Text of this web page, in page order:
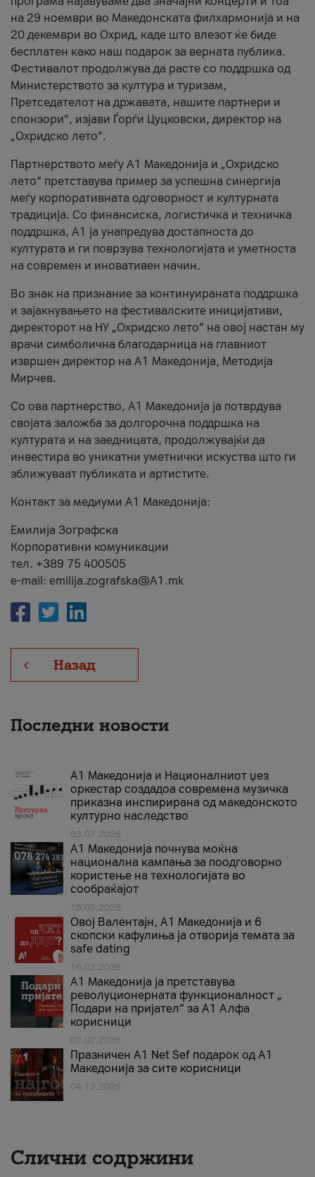
на 29 ноември во Македонската филхармонија и на
20 декември во Охрид, каде што влезот ќе биде
бесплатен како наш подарок за верната публика.
Фестивалот продолжува да расте со поддршка од
Министерството за култура и туризам,
Претседателот на државата, нашите партнери и
спонзори“, изјави Ѓорѓи Цуцковски, директор на
„Охридско лето“.
Партнерството меѓу A1 Македонија и „Охридско
лето“ претставува пример за успешна синергија
меѓу корпоративната одговорност и културната
традиција. Со финансиска, логистичка и техничка
поддршка, A1 ја унапредува достапноста до
културата и ги поврзува технологијата и уметноста
на современ и иновативен начин.
Во знак на признание за континуираната поддршка
и зајакнувањето на фестивалските иницијативи,
директорот на НУ „Охридско лето“ на овој настан му
врачи симболична благодарница на главниот
извршен директор на A1 Македонија, Методија
Мирчев.
Со ова партнерство, A1 Македонија ја потврдува
својата заложба за долгорочна поддршка на
културата и на заедницата, продолжувајќи да
инвестира во уникатни уметнички искуства што ги
зближуваат публиката и артистите.
Контакт за медиуми А1 Македонија:
Емилија Зографска
Корпоративни комуникации
тел. +389 75 400505
e-mail: emilija.zografska@A1.mk
Назад
Последни новости
А1 Македонија и Националниот џез
оркестар создадоа современа музичка
приказна инспирирана од македонското
културно наследство
03.07.2026
A1 Македонија почнува моќна
национална кампања за поодговорно
користење на технологијата во
сообраќајот
18.05.2026
Овој Валентајн, A1 Македонија и 6
скопски кафулиња ја отворија темата за
safe dating
16.02.2026
А1 Македонија ја претставува
револуционерната функционалност „
Подари на пријател“ за А1 Алфа
корисници
02.02.2026
Празничен A1 Net Sеf подарок од А1
Македонија за сите корисници
04.12.2025
Слични содржини